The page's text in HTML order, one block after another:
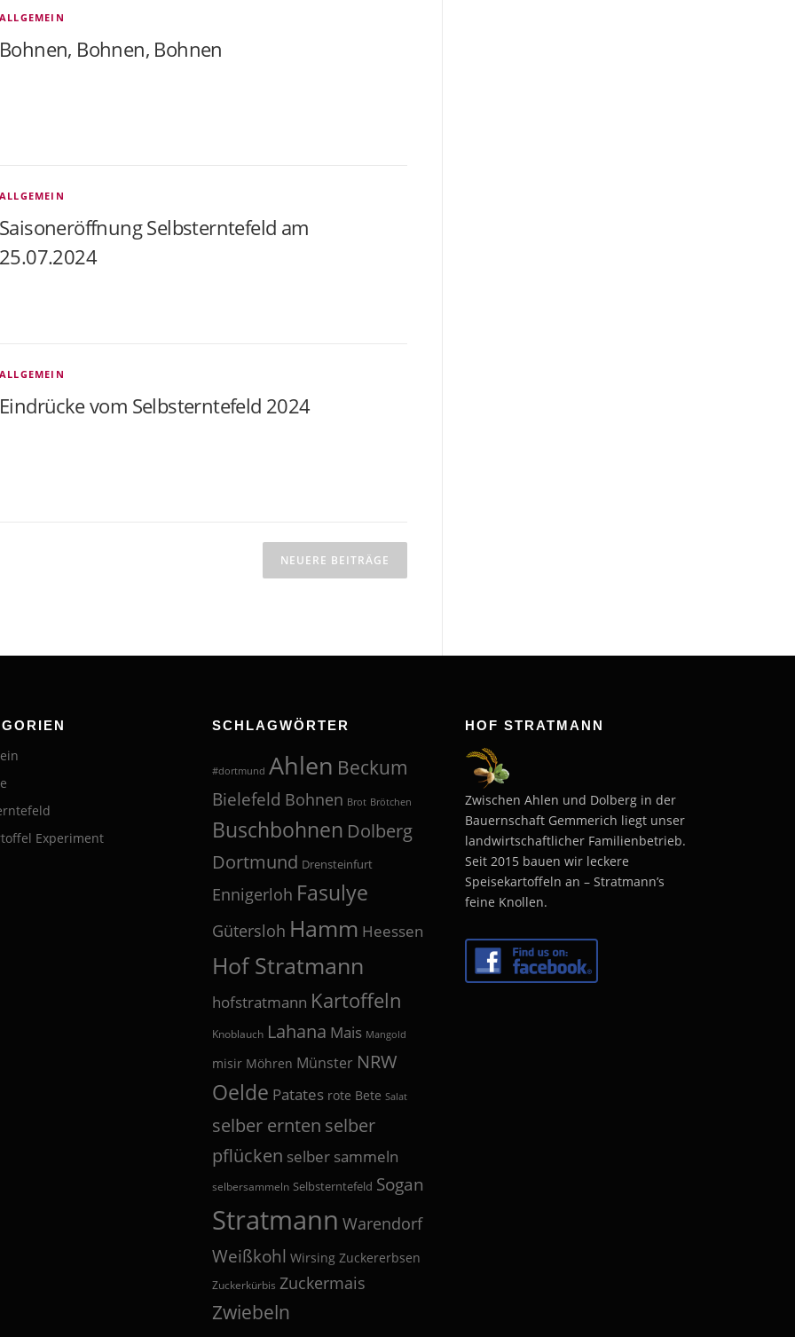
ALLGEMEIN
Bohnen, Bohnen, Bohnen
ALLGEMEIN
Saisoneröffnung Selbsterntefeld am
25.07.2024
ALLGEMEIN
Eindrücke vom Selbsterntefeld 2024
NEUERE BEITRÄGE
Experiment
SCHLAGWÖRTER
#dortmund Ahlen Beckum
Bielefeld Bohnen Brot Brötchen
Buschbohnen Dolberg
Dortmund Drensteinfurt
Ennigerloh Fasulye
Gütersloh Hamm Heessen
Hof Stratmann
hofstratmann Kartoffeln
Knoblauch Lahana Mais Mangold
misir Möhren Münster NRW
Oelde Patates rote Bete Salat
selber ernten selber
pflücken selber sammeln
selbersammeln Selbsterntefeld Sogan
Stratmann Warendorf
Weißkohl Wirsing Zuckererbsen
Zuckerkürbis Zuckermais
Zwiebeln
HOF STRATMANN
Zwischen Ahlen und Dolberg in der
Bauernschaft Gemmerich liegt unser
landwirtschaftlicher Familienbetrieb.
Seit 2015 bauen wir leckere
Speisekartoffeln an – Stratmann’s
feine Knollen.